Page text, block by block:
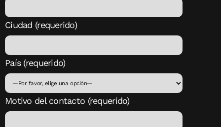
Ciudad (requerido)
País (requerido)
Motivo del contacto (requerido)